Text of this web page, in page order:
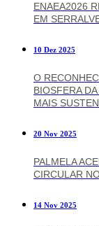
ENAEA2026
EM
10 Dez 2025
O
BIOSFERA
MAIS
20 Nov 2025
PALMELA
CIRCULAR
14 Nov 2025